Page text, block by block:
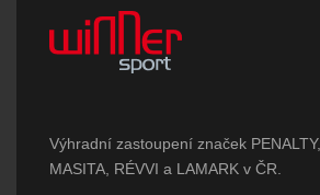
Výhradní zastoupení značek PENALTY,
MASITA, RÉVVI a LAMARK v ČR.